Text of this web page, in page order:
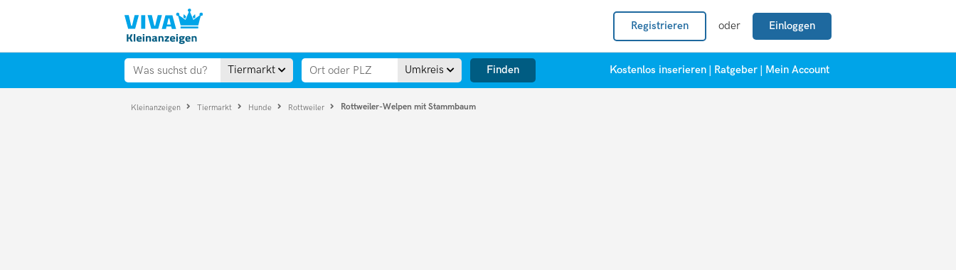
Registrieren oder Einloggen
Tiermarkt Umkreis Finden Kostenlos inserieren Ratgeber Mein Account
Kleinanzeigen Tiermarkt Hunde Rottweiler Rottweiler-Welpen mit Stammbaum